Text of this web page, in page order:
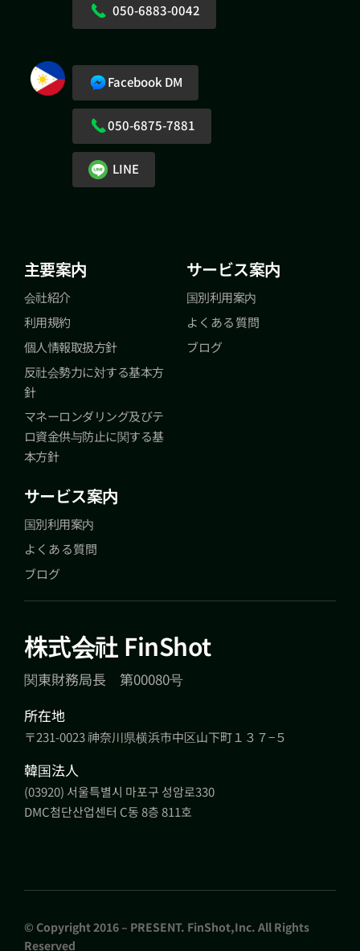
050-6883-0042
Facebook DM
050-6875-7881
LINE
主要案内
会社紹介
利用規約
個人情報取扱方針
反社会勢力に対する基本方
針
マネーロンダリング及びテ
ロ資金供与防止に関する基
本方針
サービス案内
国別利用案内
よくある質問
ブログ
サービス案内
国別利用案内
よくある質問
ブログ
株式会社 FinShot
関東財務局長 第00080号
所在地
〒231-0023 神奈川県横浜市中区山下町１３７−５
韓国法人
(03920) 서울특별시 마포구 성암로330
DMC첨단산업센터 C동 8층 811호
© Copyright 2016 – PRESENT. FinShot,Inc. All Rights
Reserved